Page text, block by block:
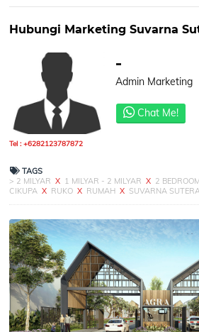
Hubungi Marketing Suvarna
Tel : +6282123787872
-
Admin Marketing
Chat Me!
TAGS
> 2 MILYAR X 1 MILYAR - 2 MILYAR X 2
CIKUPA X RUKO X RUMAH X SUVARNA